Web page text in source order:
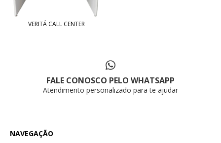
VERITÁ CALL CENTER
FALE CONOSCO PELO WHATSAPP
Atendimento personalizado para te ajudar
NAVEGAÇÃO